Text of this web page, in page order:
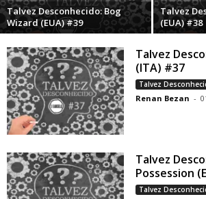
Talvez Desconhecido: Bog
Wizard (EUA) #39
Talvez
(EUA) #38
Talvez
(ITA) #37
Talvez
Renan Bezan -
Talvez
Possession
Talvez